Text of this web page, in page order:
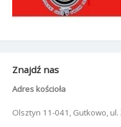
Znajdź nas
Adres kościoła
Olsztyn 11-041, Gutkowo, ul.